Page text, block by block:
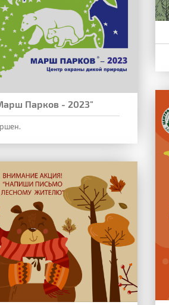
Парков - 2023"